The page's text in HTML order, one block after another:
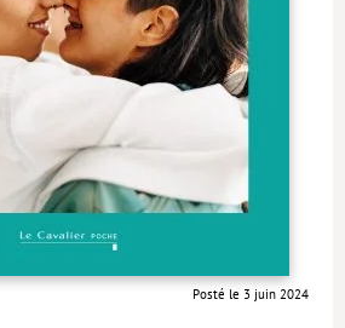
Comment je suis devenu
Convergences
Espèces
Figure[s] de…
Géopolitique de…
Idées Reçues
Posté le 3 juin 2024